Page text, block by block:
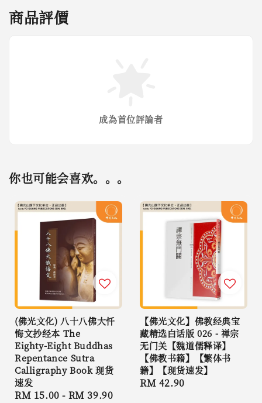
商品評價
成為首位評論者
你也可能会喜欢。。。
(佛光文化) 八十八佛大忏
悔文抄经本 The
Eighty-Eight Buddhas
Repentance Sutra
Calligraphy Book 现货
速发
Regular
RM 15.00 - RM 39.90
【佛光文化】佛教经典宝
藏精选白话版 026 - 禅宗
无门关【魏道儒释译】
【佛教书籍】【繁体书
籍】【现货速发】
Regular
RM 42.90